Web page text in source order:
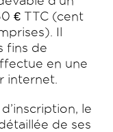
€ TTC (cent
Il
fins de
en une
internet.
le
de ses